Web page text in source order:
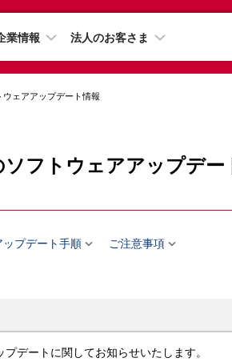
業情報 法人のお客さま
ウェアアップデート情報
フトウェアアップデー
ップデート手順 ご注意事項
デートに関してお知らせいたします。